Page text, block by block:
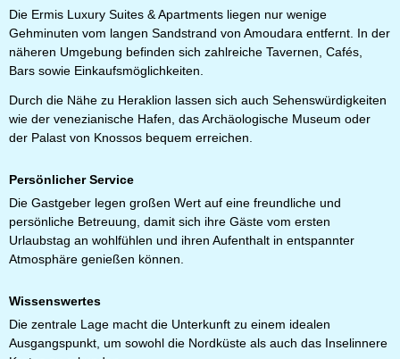
Die Ermis Luxury Suites & Apartments liegen nur wenige
Gehminuten vom langen Sandstrand von Amoudara entfernt. In der
näheren Umgebung befinden sich zahlreiche Tavernen, Cafés,
Bars sowie Einkaufsmöglichkeiten.
Durch die Nähe zu Heraklion lassen sich auch Sehenswürdigkeiten
wie der venezianische Hafen, das Archäologische Museum oder
der Palast von Knossos bequem erreichen.
Persönlicher Service
Die Gastgeber legen großen Wert auf eine freundliche und
persönliche Betreuung, damit sich ihre Gäste vom ersten
Urlaubstag an wohlfühlen und ihren Aufenthalt in entspannter
Atmosphäre genießen können.
Wissenswertes
Die zentrale Lage macht die Unterkunft zu einem idealen
Ausgangspunkt, um sowohl die Nordküste als auch das Inselinnere